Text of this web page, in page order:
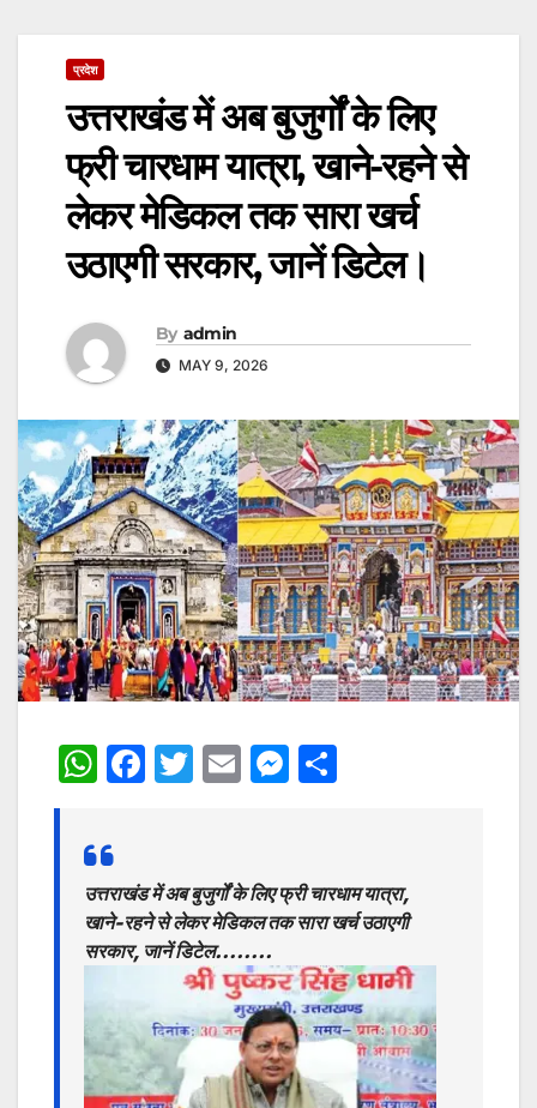
प्रदेश
उत्तराखंड में अब बुजुर्गों के लिए
फ्री चारधाम यात्रा, खाने-रहने से
लेकर मेडिकल तक सारा खर्च
उठाएगी सरकार, जानें डिटेल।
By admin
MAY 9, 2026
W
at
s
A
p
F
e
b
o
k
T
er
E
l
M
s
e
n
g
er
e
उत्तराखंड में अब बुजुर्गों के लिए फ्री चारधाम यात्रा,
खाने-रहने से लेकर मेडिकल तक सारा खर्च उठाएगी
सरकार, जानें डिटेल……..